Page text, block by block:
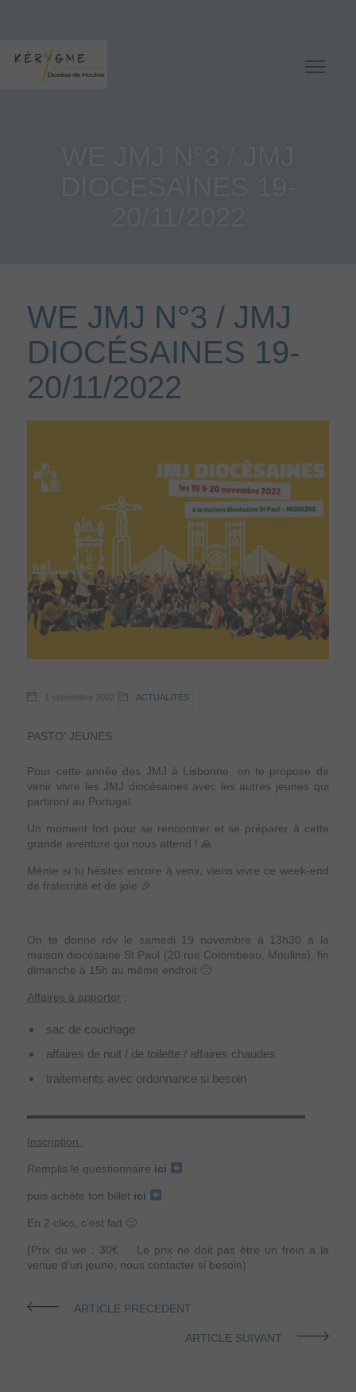
WE JMJ N°3 / JMJ
DIOCÉSAINES 19-
20/11/2022
1 septembre 2022 ACTUALITÉS
PASTO' JEUNES
Pour cette année des JMJ à Lisbonne, on te propose de
venir vivre les JMJ diocésaines avec les autres jeunes qui
partiront au Portugal.
Un moment fort pour se rencontrer et se préparer à cette
grande aventure qui nous attend ! 🙏
Même si tu hésites encore à venir, viens vivre ce week-end
de fraternité et de joie 🎉
On te donne rdv le samedi 19 novembre à 13h30 à la
maison diocésaine St Paul (20 rue Colombeau, Moulins), fin
dimanche à 15h au même endroit 🙂
Affaires à apporter :
sac de couchage
affaires de nuit / de toilette / affaires chaudes
traitements avec ordonnance si besoin
▬▬▬▬▬▬▬▬▬▬▬▬▬▬▬▬▬▬▬▬▬▬▬▬▬
Inscription :
Remplis le questionnaire ici
puis achète ton billet ici
En 2 clics, c’est fait 🙂
(Prix du we : 30€ Le prix ne doit pas être un frein à la
venue d’un jeune, nous contacter si besoin)
ARTICLE PRECEDENT
ARTICLE SUIVANT